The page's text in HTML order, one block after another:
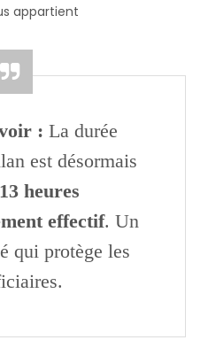
appartient
: La durée
est désormais
13 heures
effectif. Un
qui protège les